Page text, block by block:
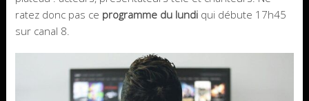
ratez donc pas ce programme du lundiqui débute 17h45
sur canal 8.